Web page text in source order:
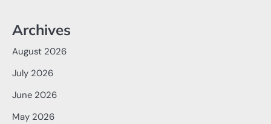
Archives
August 2026
July 2026
June 2026
May 2026